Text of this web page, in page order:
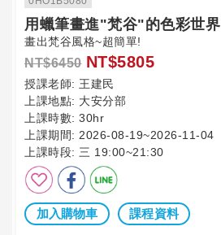
用蠟筆畫進"梵谷"的色彩世界
畫出梵谷風格~超簡單!
NT$6450 NT$5805
授課老師: 王建民
上課地點: 大安分部
上課時數: 30hr
上課期間: 2026-08-19~2026-11-04
上課時段: 三 19:00~21:30
加入購物車 課程資料